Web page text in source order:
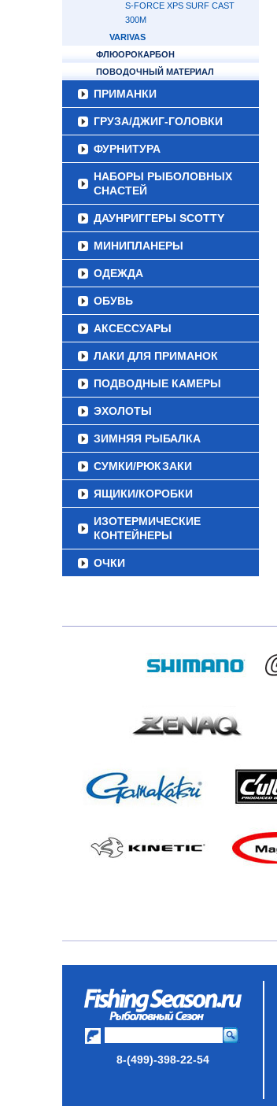
S-FORCE XPS SURF CAST
300М
VARIVAS
ФЛЮОРОКАРБОН
ПОВОДОЧНЫЙ МАТЕРИАЛ
ПРИМАНКИ
ГРУЗА/ДЖИГ-ГОЛОВКИ
ФУРНИТУРА
НАБОРЫ РЫБОЛОВНЫХ
СНАСТЕЙ
ДАУНРИГГЕРЫ SCOTTY
МИНИПЛАНЕРЫ
ОДЕЖДА
ОБУВЬ
АКСЕССУАРЫ
ЛАКИ ДЛЯ ПРИМАНОК
ПОДВОДНЫЕ КАМЕРЫ
ЭХОЛОТЫ
ЗИМНЯЯ РЫБАЛКА
СУМКИ/РЮКЗАКИ
ЯЩИКИ/КОРОБКИ
ИЗОТЕРМИЧЕСКИЕ
КОНТЕЙНЕРЫ
ОЧКИ
8-(499)-398-22-54